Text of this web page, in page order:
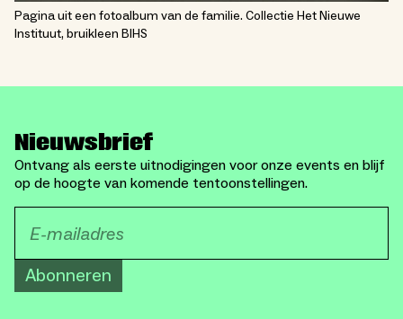
Pagina uit een fotoalbum van de familie. Collectie Het Nieuwe
Instituut, bruikleen BIHS
Nieuwsbrief
Ontvang als eerste uitnodigingen voor onze events en blijf
op de hoogte van komende tentoonstellingen.
Abonneren